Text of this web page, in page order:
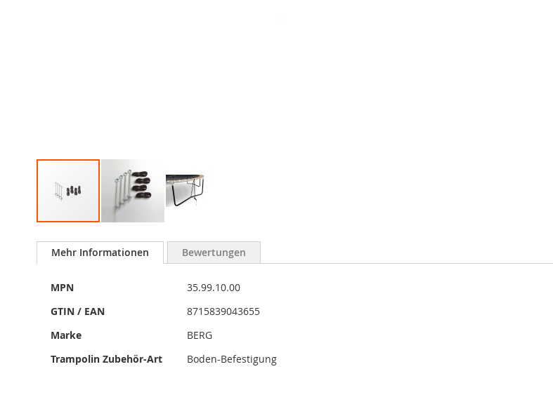
Anfang
springen
Mehr Informationen
Mehr
MPN
35.99.10.00
GTIN / EAN
8715839043655
Marke
BERG
Trampolin Zubehör-Art
Boden-Befestigung
Bewertungen